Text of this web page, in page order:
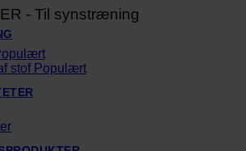
- Til synstræning
stof